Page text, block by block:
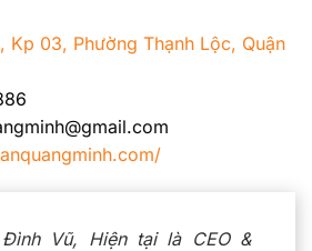
Kp 03, Phường Thạnh Lộc, Quận
Vũ, Hiện tại là CEO &